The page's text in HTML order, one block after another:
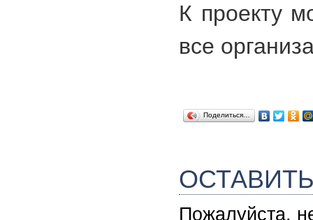
К проекту
все
Поделиться…
Пожалуйста,